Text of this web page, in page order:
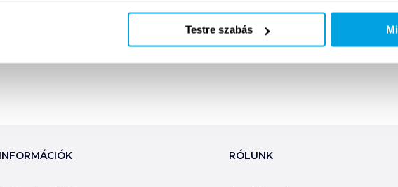
Testre szabás
INFORMÁCIÓK RÓLUNK